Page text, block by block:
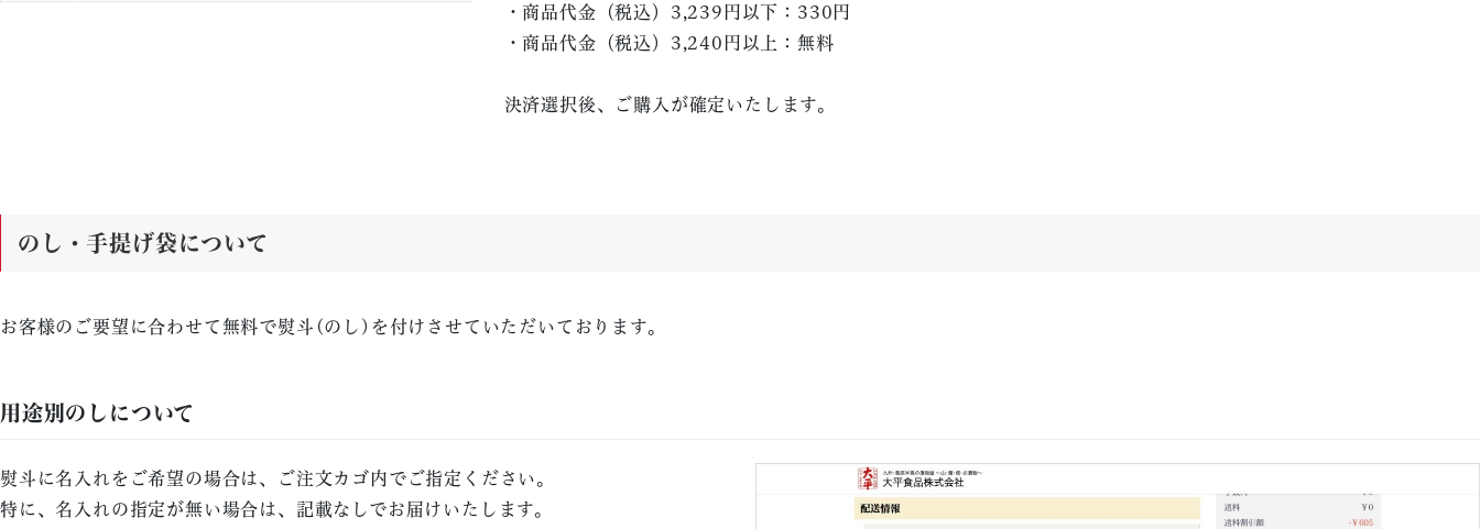
・商品代金（税込）3,239円以下：330円
・商品代金（税込）3,240円以上：無料
決済選択後、ご購入が確定いたします。
のし・手提げ袋について
お客様のご要望に合わせて無料で熨斗(のし)を付けさせていただいております。
用途別のしについて
熨斗に名入れをご希望の場合は、ご注文カゴ内でご指定ください。
特に、名入れの指定が無い場合は、記載なしでお届けいたします。